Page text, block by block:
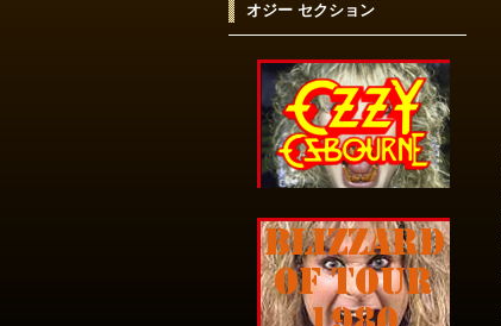
オジー セクション